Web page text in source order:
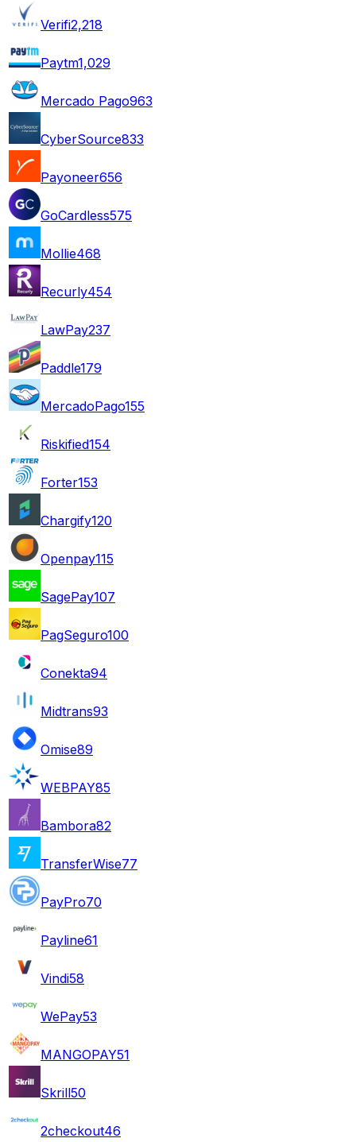
Verifi2,218
Paytm1,029
Mercado Pago963
CyberSource833
Payoneer656
GoCardless575
Mollie468
Recurly454
LawPay237
Paddle179
MercadoPago155
Riskified154
Forter153
Chargify120
Openpay115
SagePay107
PagSeguro100
Conekta94
Midtrans93
Omise89
WEBPAY85
Bambora82
TransferWise77
PayPro70
Payline61
Vindi58
WePay53
MANGOPAY51
Skrill50
2checkout46